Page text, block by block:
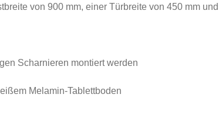
von 900 mm, einer Türbreite von 450 mm
Scharnieren montiert werden
Melamin-Tablettboden